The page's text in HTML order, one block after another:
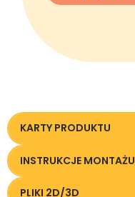
KARTY PRODUKTU
Karta techniczna
INSTRUKCJE MONTAŻU
Instrukcja montażu
PLIKI 2D/3D